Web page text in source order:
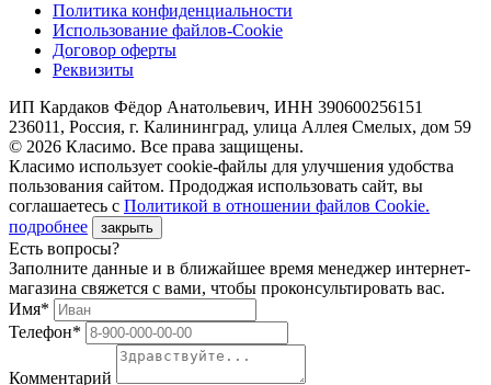
Политика конфиденциальности
Использование файлов-Cookie
Договор оферты
Реквизиты
ИП Кардаков Фёдор Анатольевич, ИНН 390600256151
236011, Россия, г. Калининград, улица Аллея Смелых, дом 59
© 2026 Класимо. Все права защищены.
Класимо использует cookie-файлы для улучшения удобства
пользования сайтом. Прододжая использовать сайт, вы
соглашаетесь с Политикой в отношении файлов Сookie.
подробнее
закрыть
Есть вопросы?
Заполните данные и в ближайшее время менеджер интернет-
магазина свяжется с вами, чтобы проконсультировать вас.
Имя*
Телефон*
Комментарий